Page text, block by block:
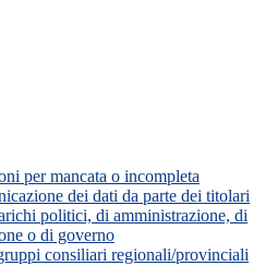
per mancata o incompleta
dei dati da parte dei titolari
politici, di amministrazione, di
o di governo
consiliari regionali/provinciali